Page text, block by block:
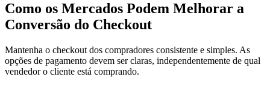
Como os Mercados Podem Melhorar a
Conversão do Checkout
Mantenha o checkout dos compradores consistente e simples. As
opções de pagamento devem ser claras, independentemente de qual
vendedor o cliente está comprando.